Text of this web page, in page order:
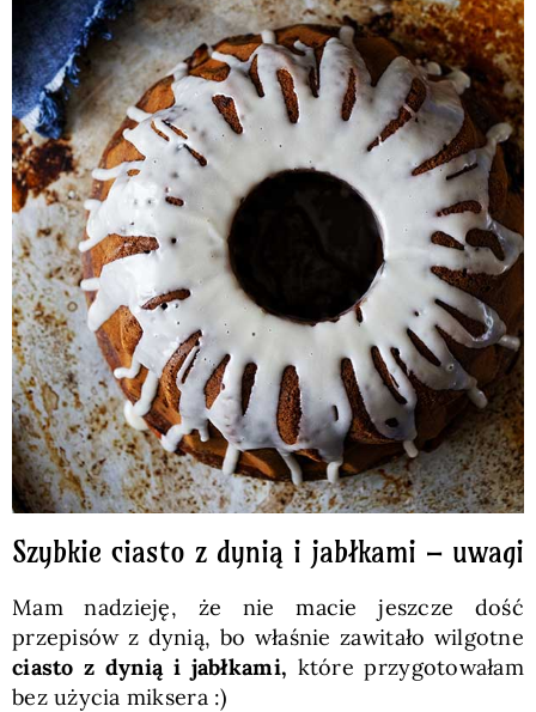
Szybkie ciasto z dynią i jabłkami – uwagi
Mam nadzieję, że nie macie jeszcze dość
przepisów z dynią, bo właśnie zawitało wilgotne
ciasto z dynią i jabłkami, które przygotowałam
bez użycia miksera :)